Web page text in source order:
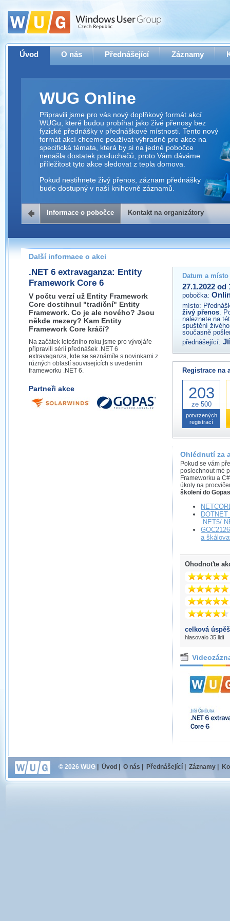
Úvod O nás Přednášející Záznamy
WUG Online
Připravili jsme pro vás nový doplňkový formát akcí
WUGu, které budou probíhat jako živé přenosy bez
fyzické přednášky v přednáškové místnosti. Tento nový
formát akcí chceme používat výhradně pro akce na
specifická témata, která by si na jedné pobočce
nenašla dostatek posluchačů, proto Vám dáváme
příležitost tyto akce sledovat z tepla domova.
Pokud nestihnete živý přenos, záznam přednášky
bude dostupný v naší knihovně záznamů.
Kontakt na organizátory
Pokud máte jakýkoliv dotaz na organizátory této akce,
prosím neváhejte nás kontaktovat na e-mailu:
Informace o pobočce Kontakt na organizátory
Další informace o akci
.NET 6 extravaganza: Entity
Framework Core 6
V počtu verzí už Entity Framework
Core dostihnul "tradiční" Entity
Framework. Co je ale nového? Jsou
někde mezery? Kam Entity
Framework Core kráčí?
Na začátek letošního roku jsme pro vývojáře
připravili sérii přednášek .NET 6
extravaganza, kde se seznámíte s novinkami z
různých oblastí souvisejících s uvedením
frameworku .NET 6.
Partneři akce
Datum a
27.1.2022 od
pobočka:
místo:
živý přenos.
naleznete na
spuštění
současně
přednášející:
Registrace na
203
ze 500
potvrzených
registrací
Ohlédnutí za
Pokud se vám
poslechnout mé
Frameworku a
úkoly na
školení do
.NET5/
a
Ohodnoťte
celková
hlasovalo 35 lidí
© 2026 WUG | Úvod | O nás | Přednášející | Záznamy |